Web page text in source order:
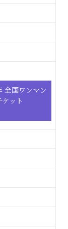
全国ワンマン
ット